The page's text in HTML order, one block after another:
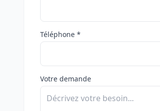
Téléphone *
Votre demande